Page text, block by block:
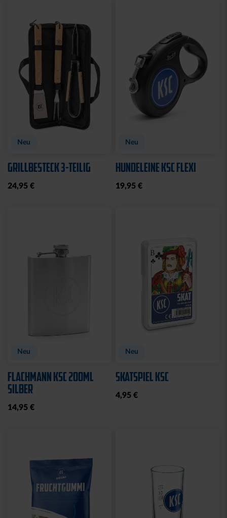
Neu
GRILLBESTECK 3-TEILIG
24,95 €
Neu
HUNDELEINE KSC FLEXI
19,95 €
Neu
FLACHMANN KSC 200ML
SILBER
14,95 €
Neu
SKATSPIEL KSC
4,95 €